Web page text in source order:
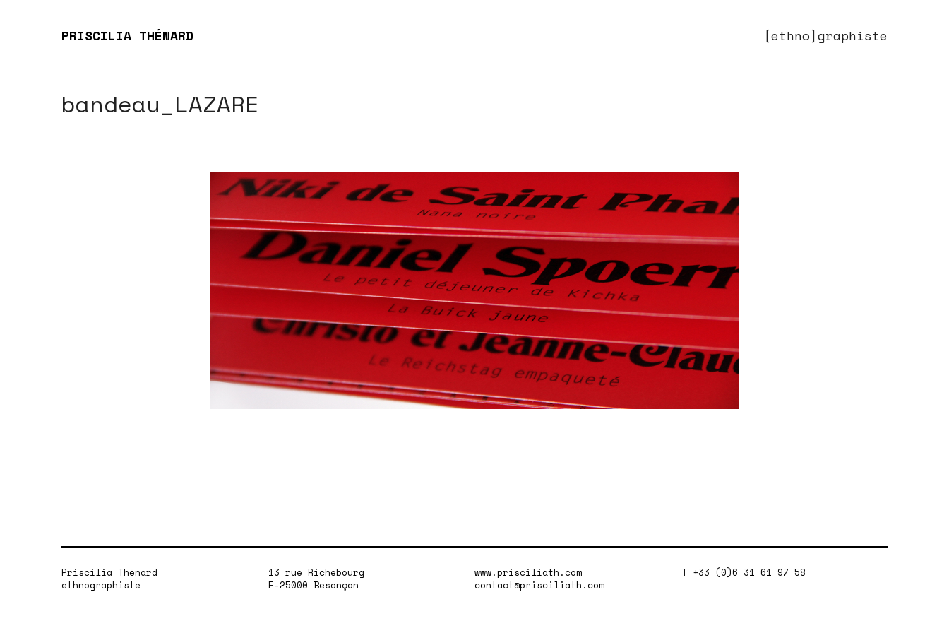
PRISCILIA THÉNARD [ethno]graphiste
bandeau_LAZARE
Priscilia Thénard
ethnographiste
13 rue Richebourg
F-25000 Besançon
www.prisciliath.com
contact@prisciliath.com
T +33 (0)6 31 61 97 58